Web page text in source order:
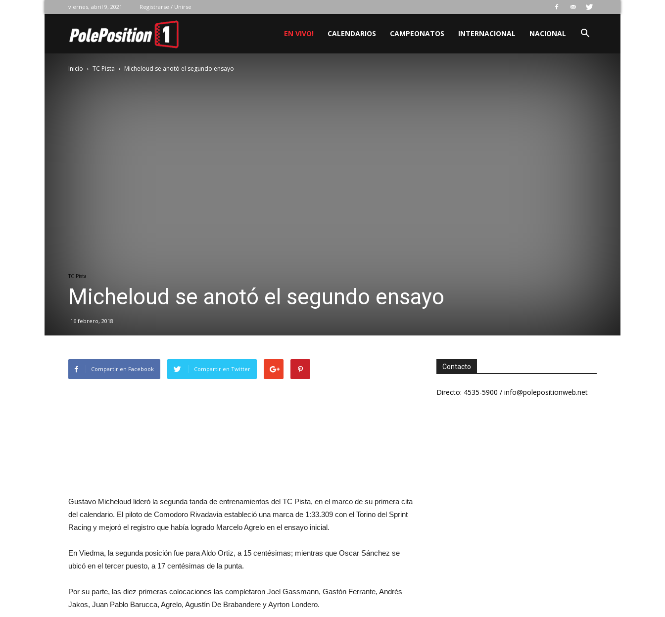
viernes, abril 9, 2021 Registrarse / Unirse
Position
EN VIVO! CALENDARIOS CAMPEONATOS INTERNACIONAL NACIONAL
Inicio TC Pista Micheloud se anotó el segundo ensayo
TC Pista
Micheloud se anotó el segundo ensayo
16 febrero, 2018
Compartir en Facebook Compartir en Twitter
Gustavo Micheloud lideró la segunda tanda de entrenamientos del TC Pista, en el marco de su primera cita
del calendario. El piloto de Comodoro Rivadavia estableció una marca de 1:33.309 con el Torino del Sprint
Racing y mejoró el registro que había logrado Marcelo Agrelo en el ensayo inicial.
En Viedma, la segunda posición fue para Aldo Ortiz, a 15 centésimas; mientras que Oscar Sánchez se
ubicó en el tercer puesto, a 17 centésimas de la punta.
Por su parte, las diez primeras colocaciones las completaron Joel Gassmann, Gastón Ferrante, Andrés
Jakos, Juan Pablo Barucca, Agrelo, Agustín De Brabandere y Ayrton Londero.
Contacto
Directo: 4535-5900 / info@polepositionweb.net